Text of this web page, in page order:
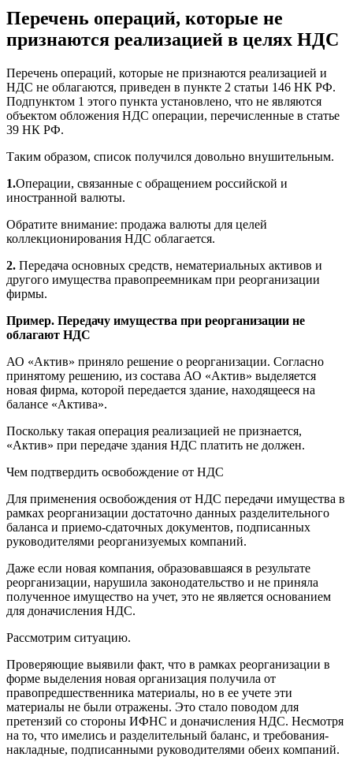
Перечень операций, которые не
признаются реализацией в целях НДС
Перечень операций, которые не признаются реализацией и
НДС не облагаются, приведен в пункте 2 статьи 146 НК РФ.
Подпунктом 1 этого пункта установлено, что не являются
объектом обложения НДС операции, перечисленные в статье
39 НК РФ.
Таким образом, список получился довольно внушительным.
1.Операции, связанные с обращением российской и
иностранной валюты.
Обратите внимание: продажа валюты для целей
коллекционирования НДС облагается.
2. Передача основных средств, нематериальных активов и
другого имущества правопреемникам при реорганизации
фирмы.
Пример. Передачу имущества при реорганизации не
облагают НДС
АО «Актив» приняло решение о реорганизации. Согласно
принятому решению, из состава АО «Актив» выделяется
новая фирма, которой передается здание, находящееся на
балансе «Актива».
Поскольку такая операция реализацией не признается,
«Актив» при передаче здания НДС платить не должен.
Чем подтвердить освобождение от НДС
Для применения освобождения от НДС передачи имущества в
рамках реорганизации достаточно данных разделительного
баланса и приемо-сдаточных документов, подписанных
руководителями реорганизуемых компаний.
Даже если новая компания, образовавшаяся в результате
реорганизации, нарушила законодательство и не приняла
полученное имущество на учет, это не является основанием
для доначисления НДС.
Рассмотрим ситуацию.
Проверяющие выявили факт, что в рамках реорганизации в
форме выделения новая организация получила от
правопредшественника материалы, но в ее учете эти
материалы не были отражены. Это стало поводом для
претензий со стороны ИФНС и доначисления НДС. Несмотря
на то, что имелись и разделительный баланс, и требования-
накладные, подписанными руководителями обеих компаний.